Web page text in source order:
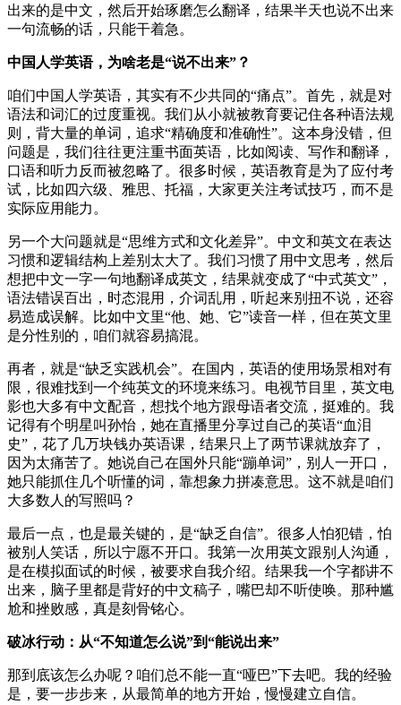
出来的是中文，然后开始琢磨怎么翻译，结果半天也说不出来
一句流畅的话，只能干着急。
中国人学英语，为啥老是“说不出来”？
咱们中国人学英语，其实有不少共同的“痛点”。首先，就是对
语法和词汇的过度重视。我们从小就被教育要记住各种语法规
则，背大量的单词，追求“精确度和准确性”。这本身没错，但
问题是，我们往往更注重书面英语，比如阅读、写作和翻译，
口语和听力反而被忽略了。很多时候，英语教育是为了应付考
试，比如四六级、雅思、托福，大家更关注考试技巧，而不是
实际应用能力。
另一个大问题就是“思维方式和文化差异”。中文和英文在表达
习惯和逻辑结构上差别太大了。我们习惯了用中文思考，然后
想把中文一字一句地翻译成英文，结果就变成了“中式英文”，
语法错误百出，时态混用，介词乱用，听起来别扭不说，还容
易造成误解。比如中文里“他、她、它”读音一样，但在英文里
是分性别的，咱们就容易搞混。
再者，就是“缺乏实践机会”。在国内，英语的使用场景相对有
限，很难找到一个纯英文的环境来练习。电视节目里，英文电
影也大多有中文配音，想找个地方跟母语者交流，挺难的。我
记得有个明星叫孙怡，她在直播里分享过自己的英语“血泪
史”，花了几万块钱办英语课，结果只上了两节课就放弃了，
因为太痛苦了。她说自己在国外只能“蹦单词”，别人一开口，
她只能抓住几个听懂的词，靠想象力拼凑意思。这不就是咱们
大多数人的写照吗？
最后一点，也是最关键的，是“缺乏自信”。很多人怕犯错，怕
被别人笑话，所以宁愿不开口。我第一次用英文跟别人沟通，
是在模拟面试的时候，被要求自我介绍。结果我一个字都讲不
出来，脑子里都是背好的中文稿子，嘴巴却不听使唤。那种尴
尬和挫败感，真是刻骨铭心。
破冰行动：从“不知道怎么说”到“能说出来”
那到底该怎么办呢？咱们总不能一直“哑巴”下去吧。我的经验
是，要一步步来，从最简单的地方开始，慢慢建立自信。